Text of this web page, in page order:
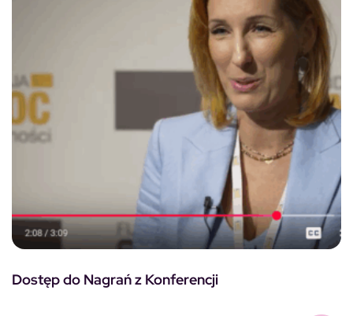
Dostęp do Nagrań z Konferencji